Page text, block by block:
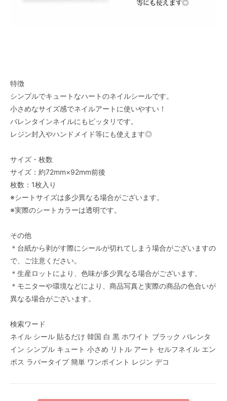
特徴
シンプルでキュートなハートのネイルシールです。
小さめなサイズ感でネイルアートに使いやすい！
バレンタインネイルにもピッタリです。
レジン封入やハンドメイド等にも使えます◎
サイズ・枚数
サイズ：約72mm×92mm前後
枚数：1枚入り
※シートサイズは多少異なる場合がございます。
※実際のシートカラーは透明です。
その他
＊台紙から剥がす際にシールが切れてしまう場合がございますの
で、ご注意ください。
＊生産ロットにより、色味が多少異なる場合がございます。
＊モニターや環境などにより、商品写真と実際の商品の色合いが
異なる場合がございます。
検索ワード
ネイル シール 貼るだけ 韓国 白 黒 ホワイト ブラック バレンタ
イン シンプル キュート 小さめ リトル アート セルフネイル エン
ボス ラバータイプ 簡単 ワンポイント レジン デコ